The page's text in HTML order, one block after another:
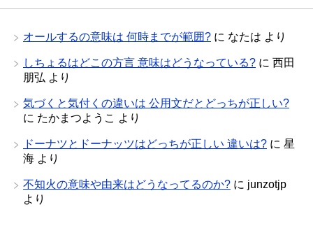
オールするの意味は 何時までが範囲? に なたは より
しちょるはどこの方言 意味はどうなっている? に 西田
朋弘 より
気づくと気付くの違いは 公用文だとどっちが正しい?
に たかまつようこ より
ドーナツとドーナッツはどっちが正しい 違いは? に 星
海 より
不知火の意味や由来はどうなってるのか? に junzotjp
より